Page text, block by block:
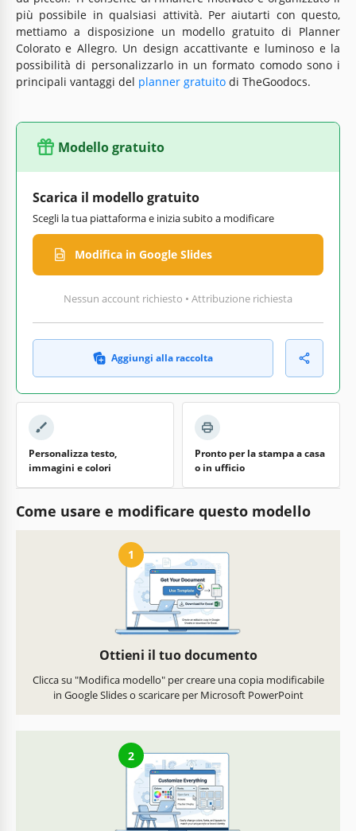
più possibile in qualsiasi attività. Per aiutarti con questo,
mettiamo a disposizione un modello gratuito di Planner
Colorato e Allegro. Un design accattivante e luminoso e la
possibilità di personalizzarlo in un formato comodo sono i
principali vantaggi del planner gratuito di TheGoodocs.
Modello gratuito
Scarica il modello gratuito
Scegli la tua piattaforma e inizia subito a modificare
Modifica in Google Slides
Nessun account richiesto • Attribuzione richiesta
Aggiungi alla raccolta
Personalizza testo,
immagini e colori
Pronto per la stampa a casa
o in ufficio
Come usare e modificare questo modello
1
Ottieni il tuo documento
Clicca su "Modifica modello" per creare una copia modificabile
in Google Slides o scaricare per Microsoft PowerPoint
2